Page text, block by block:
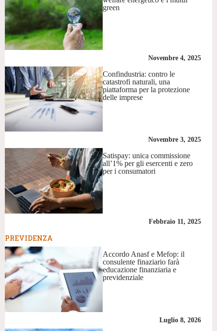
green
Novembre 4, 2025
Confindustria: contro le
catastrofi naturali, una
piattaforma per la protezione
delle imprese
Novembre 3, 2025
Satispay: unica commissione
all’1% per gli esercenti e zero
per i consumatori
Febbraio 11, 2025
PREVIDENZA
Accordo Anasf e Mefop: il
consulente finaziario farà
educazione finanziaria e
previdenziale
Luglio 8, 2026